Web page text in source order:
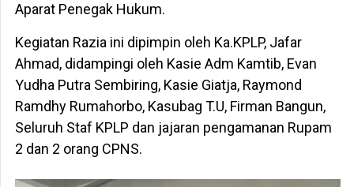
Aparat Penegak Hukum.
Kegiatan Razia ini dipimpin oleh Ka.KPLP, Jafar
Ahmad, didampingi oleh Kasie Adm Kamtib, Evan
Yudha Putra Sembiring, Kasie Giatja, Raymond
Ramdhy Rumahorbo, Kasubag T.U, Firman Bangun,
Seluruh Staf KPLP dan jajaran pengamanan Rupam
2 dan 2 orang CPNS.